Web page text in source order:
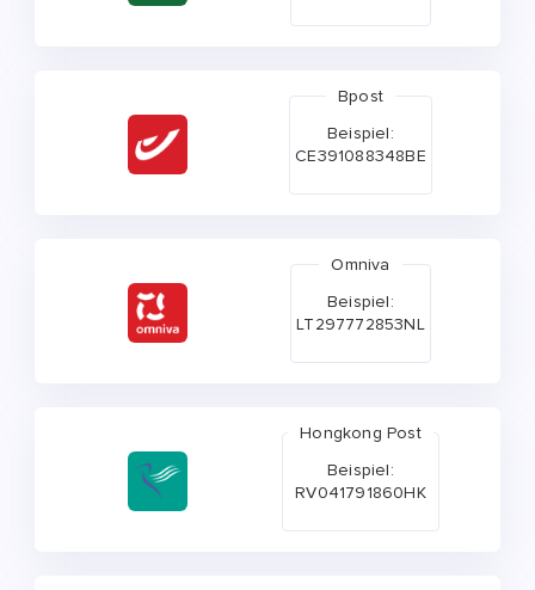
Bpost
Beispiel:
CE391088348BE
Omniva
Beispiel:
LT297772853NL
Hongkong Post
Beispiel:
RV041791860HK